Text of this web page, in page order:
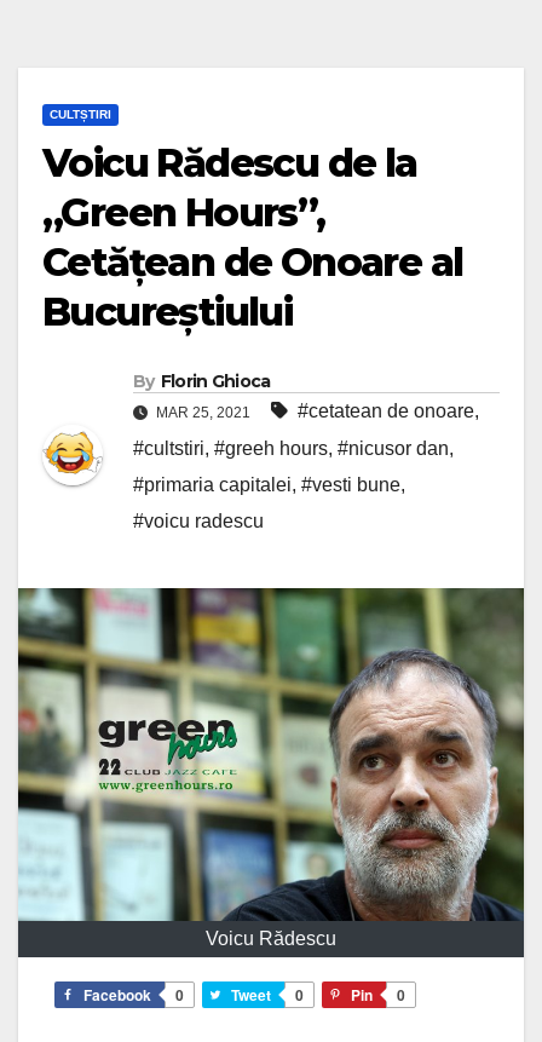
CULTȘTIRI
Voicu Rădescu de la
„Green Hours”,
Cetățean de Onoare al
Bucureștiului
By Florin Ghioca
MAR 25, 2021 #cetatean de onoare,
#cultstiri, #greeh hours, #nicusor dan,
#primaria capitalei, #vesti bune,
#voicu radescu
Voicu Rădescu
Facebook 0 Tweet 0 Pin 0